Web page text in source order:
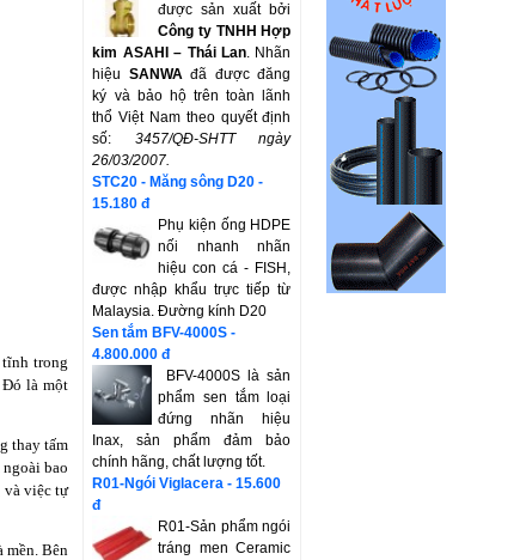
trong
Đó là một
thay tấm
bao
và việc tự
mền. Bên
được sản xuất bởi
Công ty TNHH Hợp
kim ASAHI – Thái Lan. Nhãn
hiệu SANWAđã được đăng
ký và bảo hộ trên toàn lãnh
thổ Việt Nam theo quyết định
số: 3457/QĐ-SHTT
ngày
26/03/2007.
STC20 - Măng sông D20 -
15.180 đ
Phụ kiện ống HDPE
nối nhanh nhãn
hiệu con cá - FISH,
được nhập khẩu trực tiếp từ
Malaysia. Đường kính D20
Sen tắm BFV-4000S -
4.800.000 đ
BFV-4000S là sản
phẩm sen tắm loại
đứng nhãn hiệu
Inax, sản phẩm đảm bảo
chính hãng, chất lượng tốt.
R01-Ngói Viglacera - 15.600
đ
R01-Sản phẩm ngói
tráng men Ceramic